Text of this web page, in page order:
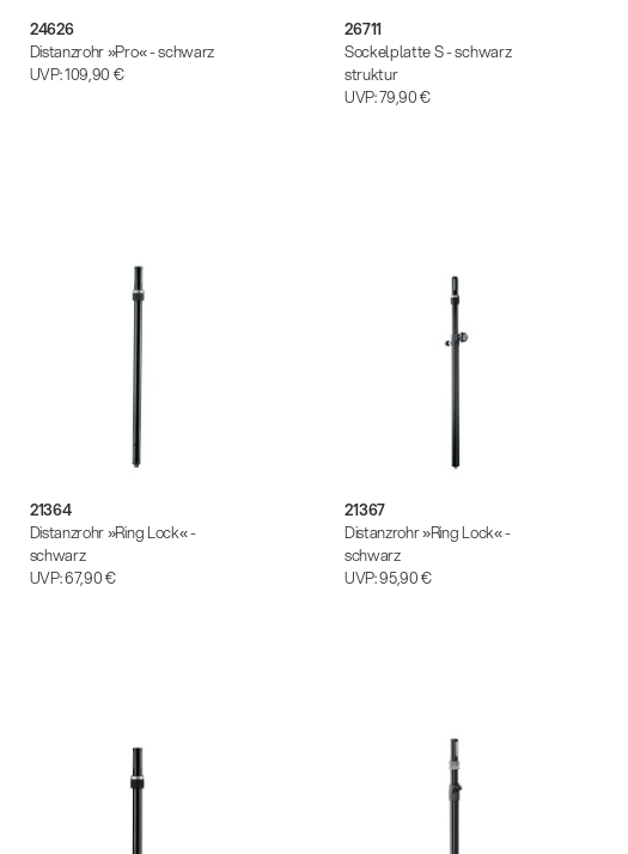
24626
Distanzrohr »Pro« - schwarz
UVP:109,90 €
26711
Sockelplatte S - schwarz
struktur
UVP:79,90 €
21364
Distanzrohr »Ring Lock« -
schwarz
UVP:67,90 €
21367
Distanzrohr »Ring Lock« -
schwarz
UVP:95,90 €